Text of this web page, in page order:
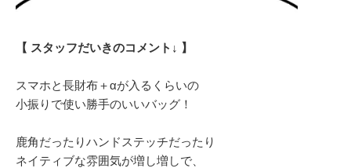
【 スタッフだいきのコメント↓ 】
スマホと長財布＋αが入るくらいの
小振りで使い勝手のいいバッグ！
鹿角だったりハンドステッチだったり
ネイティブな雰囲気が増し増しで、